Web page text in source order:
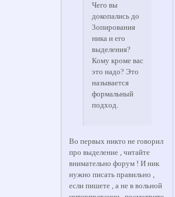
Чего вы
докопались до
3опирования
ника и его
выделения?
Кому кроме вас
это надо? Это
называется
формальный
подход.
Во первых никто не говорил
про выделение , читайте
внимательно форум ! И ник
нужно писать правильно ,
если пишете , а не в вольной